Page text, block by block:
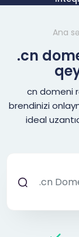
Ana
.cn
cn domeni
brendinizi
ideal